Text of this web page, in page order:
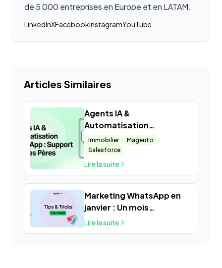
de 5 000 entreprises en Europe et en LATAM.
LinkedInXFacebookInstagramYouTube
Articles Similaires
Agents IA &
Automatisation
WhatsApp : Support Fête
des Pères
Immobilier
Magento
Salesforce
Lire la suite
Marketing WhatsApp en
janvier : Un mois
d’opportunités pour les
PME
Lire la suite